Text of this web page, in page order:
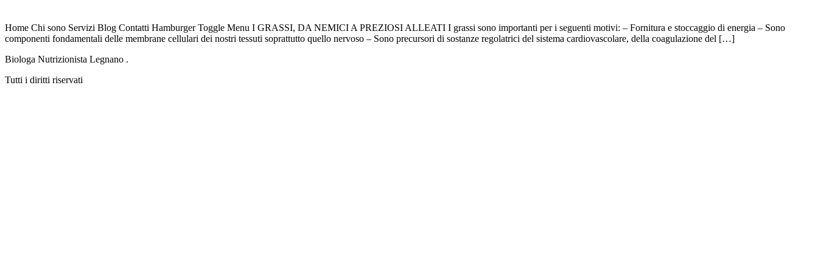
Home Chi sono Servizi Blog Contatti Hamburger Toggle Menu I GRASSI, DA NEMICI A PREZIOSI ALLEATI I grassi sono importanti per i seguenti motivi: – Fornitura e stoccaggio di energia – Sono
componenti fondamentali delle membrane cellulari dei nostri tessuti soprattutto quello nervoso – Sono precursori di sostanze regolatrici del sistema cardiovascolare, della coagulazione del […]
Biologa Nutrizionista Legnano .
Tutti i diritti riservati